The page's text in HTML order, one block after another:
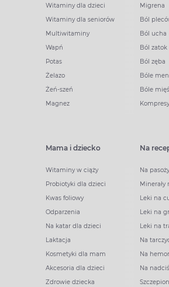
Witaminy dla dzieci
Witaminy dla seniorów
Multiwitaminy
Wapń
Potas
Żelazo
Żeń-szeń
Magnez
Migrena
Ból
Ból ucha
Ból zatok
Ból zęba
Bóle
Bóle
Mama i dziecko
Witaminy w ciąży
Probiotyki dla dzieci
Kwas foliowy
Odparzenia
Na katar dla dzieci
Laktacja
Kosmetyki dla mam
Akcesoria dla dzieci
Zdrowie dziecka
Na
Na
Minerały
Leki na
Leki na
Leki na
Na
Na
Na